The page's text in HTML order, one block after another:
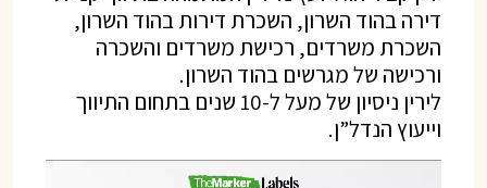
דירה בהוד השרון, השכרת דירות בהוד השרון,
השכרת משרדים, רכישת משרדים והשכרה
ורכישה של מגרשים בהוד השרון.
לירין ניסיון של מעל ל-10 שנים בתחום התיווך
וייעוץ הנדל”ן.